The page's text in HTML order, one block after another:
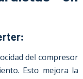
del compresor
Esto mejora la